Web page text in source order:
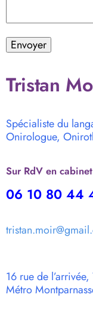
Tristan
Spécialiste du
Onirologue,
Sur RdV en
06 10 80 44
16 rue de
Métro